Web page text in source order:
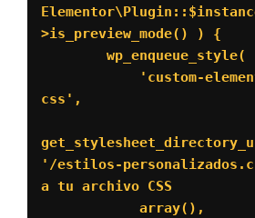
>is_preview_mode() ) {
css',
'/estilos-
a tu archivo CSS